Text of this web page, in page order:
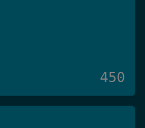
450